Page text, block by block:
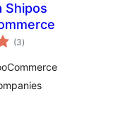
Shipos
(3གདེང་
འཇོག་
ཚང་།
)